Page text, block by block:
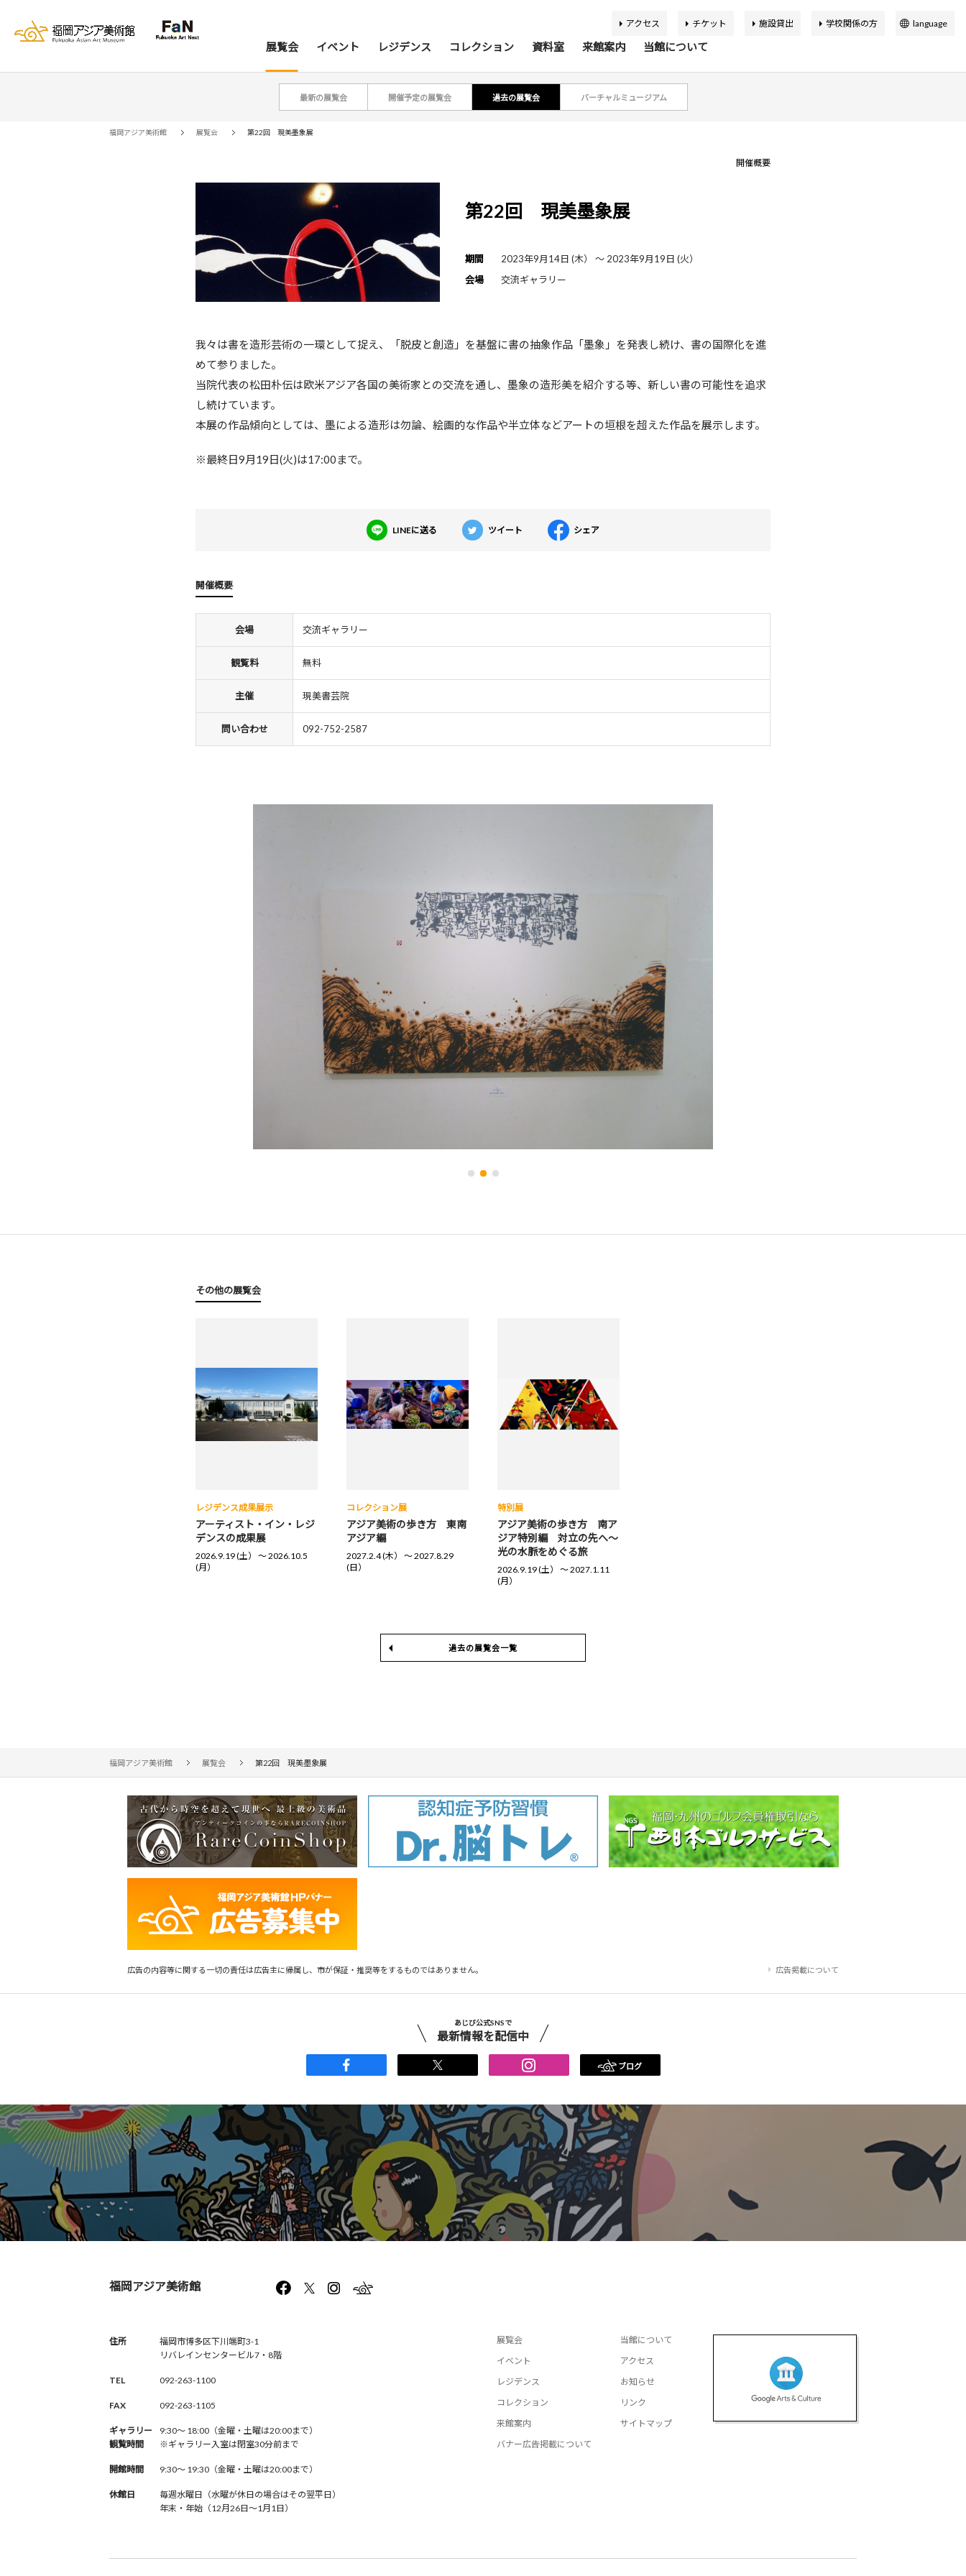
展覧会 イベント レジデンス コレクション 資料室 来館案内
利用案内 アクセス 館内マップ
バリアフリー情報 キッズコーナー 団体申込案内
施設貸出
当館について
基本理念 活動案内 施設概要
刊行物 学芸スタッフ ふくおか応援寄付
あじびの楽しみ方
アクセス チケット 施設貸出 学校関係の方
language
最新の展覧会 開催予定の展覧会 過去の展覧会 バーチャルミュージアム
福岡アジア美術館 展覧会 第22回 現美墨象展
開催概要
第22回 現美墨象展
期間
2023年9月14日 (木） 〜 2023年9月19日 (火）
会場
交流ギャラリー
我々は書を造形芸術の一環として捉え、「脱皮と創造」を基盤に書の抽象作品「墨象」を発表し続け、書の国際化を進
めて参りました。
当院代表の松田朴伝は欧米アジア各国の美術家との交流を通し、墨象の造形美を紹介する等、新しい書の可能性を追求
し続けています。
本展の作品傾向としては、墨による造形は勿論、絵画的な作品や半立体などアートの垣根を超えた作品を展示します。
※最終日9月19日(火)は17:00まで。
LINEに送る ツイート シェア
開催概要
会場 交流ギャラリー
観覧料 無料
主催 現美書芸院
問い合わせ 092-752-2587
その他の展覧会
レジデンス成果展示
アーティスト・イン・レジ
デンスの成果展
2026.9.19 (土） 〜 2026.10.5
(月）
コレクション展
アジア美術の歩き方 東南
アジア編
2027.2.4 (木） 〜 2027.8.29
(日）
特別展
アジア美術の歩き方 南ア
ジア特別編 対立の先へ～
光の水脈をめぐる旅
2026.9.19 (土） 〜 2027.1.11
(月）
過去の展覧会一覧
福岡アジア美術館 展覧会 第22回 現美墨象展
広告の内容等に関する一切の責任は広告主に帰属し、市が保証・推奨等をするものではありません。 広告掲載について
あじび公式SNSで
最新情報を配信中
ブログ
福岡アジア美術館
住所
福岡市博多区下川端町3-1
リバレインセンタービル7・8階
TEL 092-263-1100
FAX 092-263-1105
ギャラリー
観覧時間
9:30〜 18:00（金曜・土曜は20:00まで）
※ギャラリー入室は閉室30分前まで
開館時間 9:30〜 19:30（金曜・土曜は20:00まで）
休館日
毎週水曜日（水曜が休日の場合はその翌平日）
年末・年始（12月26日〜1月1日）
展覧会
イベント
レジデンス
コレクション
来館案内
バナー広告掲載について
当館について
アクセス
お知らせ
リンク
サイトマップ